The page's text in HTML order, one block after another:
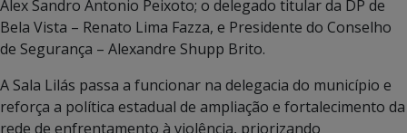
Alex Sandro Antonio Peixoto; o delegado titular da DP de
Bela Vista – Renato Lima Fazza, e Presidente do Conselho
de Segurança – Alexandre Shupp Brito.
A Sala Lilás passa a funcionar na delegacia do município e
reforça a política estadual de ampliação e fortalecimento da
rede de enfrentamento à violência, priorizando